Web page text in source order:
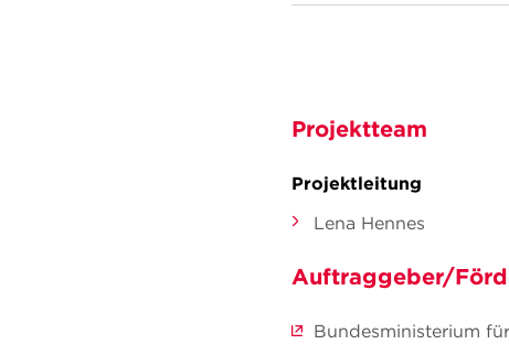
Projektteam
Projektleitung
Lena Hennes
Auftraggeber/
Bundesministerium